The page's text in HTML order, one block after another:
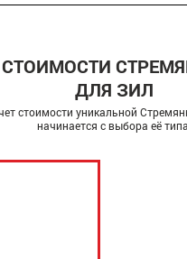
СТОИМОСТИ
ДЛЯ ЗИЛ
стоимости уникальной
начинается с выбора её